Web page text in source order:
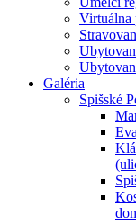
Virtuálna
Galéria
Spišské